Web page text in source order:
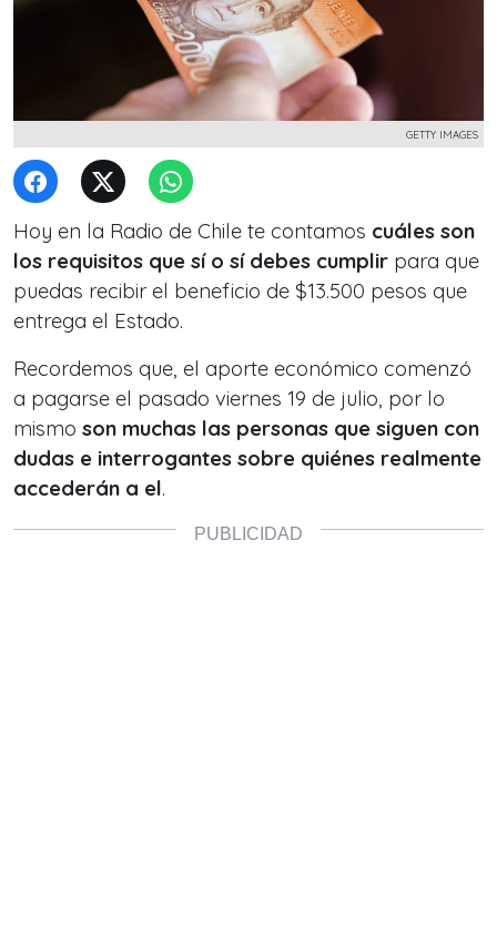
GETTY IMAGES
Hoy en la Radio de Chile te contamos cuáles son
los requisitos que sí o sí debes cumplir para que
puedas recibir el beneficio de $13.500 pesos que
entrega el Estado.
Recordemos que, el aporte económico comenzó
a pagarse el pasado viernes 19 de julio, por lo
mismo son muchas las personas que siguen con
dudas e interrogantes sobre quiénes realmente
accederán a el.